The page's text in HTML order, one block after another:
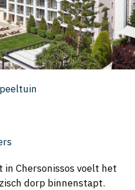
in Chersonissos voelt het
dorp binnenstapt.